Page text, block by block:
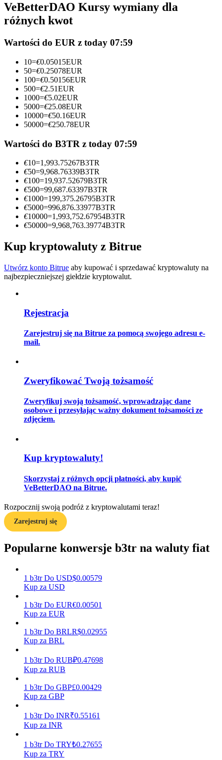
Dołącz do najlepszych traderów
Zostań traderem kopiującym
Ciesz się podziałem zysków i prowizjami z kopiowania
Analiza Big Data, w tym informacje handlowe itp.
Dowiedz się, jak zachować rentowność
Zarabiać
Codziennie zdobywaj konkurencyjne nagrody
VeBetterDAO Kursy wymiany dla
różnych kwot
Wartości do EUR z today 07:59
10=€0.05015EUR
50=€0.25078EUR
100=€0.50156EUR
500=€2.51EUR
1000=€5.02EUR
5000=€25.08EUR
10000=€50.16EUR
50000=€250.78EUR
Wartości do B3TR z today 07:59
€10=1,993.75267B3TR
€50=9,968.76339B3TR
€100=19,937.52679B3TR
€500=99,687.63397B3TR
€1000=199,375.26795B3TR
€5000=996,876.33977B3TR
€10000=1,993,752.67954B3TR
€50000=9,968,763.39774B3TR
Kup kryptowaluty z Bitrue
Utwórz konto Bitrue aby kupować i sprzedawać kryptowaluty na
najbezpieczniejszej giełdzie kryptowalut.
Rejestracja
Zarejestruj się na Bitrue za pomocą swojego adresu e-
mail.
Zweryfikować Twoją tożsamość
Zweryfikuj swoją tożsamość, wprowadzając dane
osobowe i przesyłając ważny dokument tożsamości ze
zdjęciem.
Kup kryptowaluty!
Skorzystaj z różnych opcji płatności, aby kupić
VeBetterDAO na Bitrue.
Rozpocznij swoją podróż z kryptowalutami teraz!
Zarejestruj się
Popularne konwersje b3tr na waluty fiat
1 b3tr Do USD$0.00579
Kup za USD
1 b3tr Do EUR€0.00501
Kup za EUR
1 b3tr Do BRLR$0.02955
Kup za BRL
1 b3tr Do RUB₽0.47698
Kup za RUB
1 b3tr Do GBP£0.00429
Kup za GBP
1 b3tr Do INR₹0.55161
Kup za INR
1 b3tr Do TRY₺0.27655
Kup za TRY